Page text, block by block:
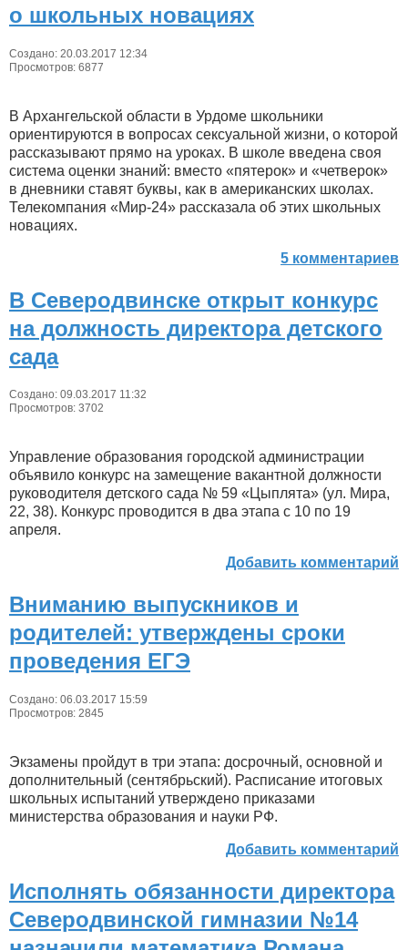
о школьных новациях
Создано: 20.03.2017 12:34
Просмотров: 6877
В Архангельской области в Урдоме школьники
ориентируются в вопросах сексуальной жизни, о которой
рассказывают прямо на уроках. В школе введена своя
система оценки знаний: вместо «пятерок» и «четверок»
в дневники ставят буквы, как в американских школах.
Телекомпания «Мир-24» рассказала об этих школьных
новациях.
5 комментариев
В Северодвинске открыт конкурс
на должность директора детского
сада
Создано: 09.03.2017 11:32
Просмотров: 3702
Управление образования городской администрации
объявило конкурс на замещение вакантной должности
руководителя детского сада № 59 «Цыплята» (ул. Мира,
22, 38). Конкурс проводится в два этапа с 10 по 19
апреля.
Добавить комментарий
Вниманию выпускников и
родителей: утверждены сроки
проведения ЕГЭ
Создано: 06.03.2017 15:59
Просмотров: 2845
Экзамены пройдут в три этапа: досрочный, основной и
дополнительный (сентябрьский). Расписание итоговых
школьных испытаний утверждено приказами
министерства образования и науки РФ.
Добавить комментарий
Исполнять обязанности директора
Северодвинской гимназии №14